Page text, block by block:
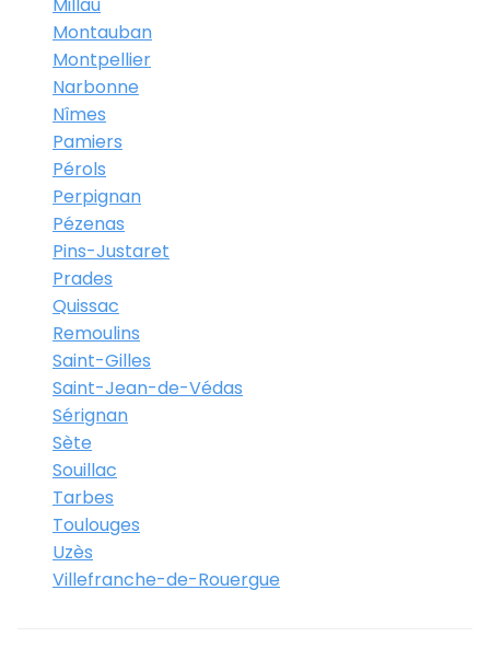
Montauban
Montpellier
Narbonne
Nîmes
Pamiers
Pérols
Perpignan
Pézenas
Pins-Justaret
Prades
Quissac
Remoulins
Saint-Gilles
Saint-Jean-de-Védas
Sérignan
Sète
Souillac
Tarbes
Toulouges
Uzès
Villefranche-de-Rouergue